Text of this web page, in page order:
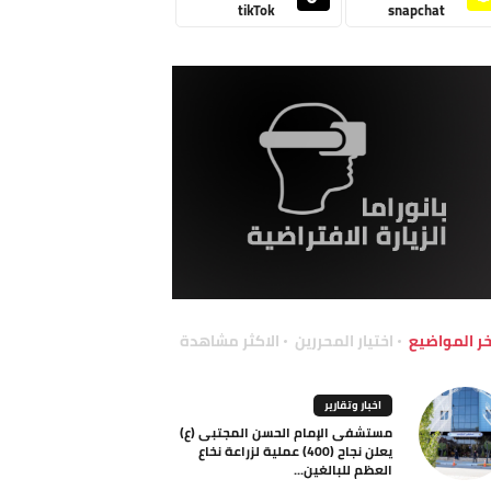
snapchat
tikTok
المواضيع اختيار المحررين الاكثر مشاهدة
اخبار وتقارير
مستشفى الإمام الحسن المجتبى (ع)
يعلن نجاح (400) عملية لزراعة نخاع
العظم للبالغين...